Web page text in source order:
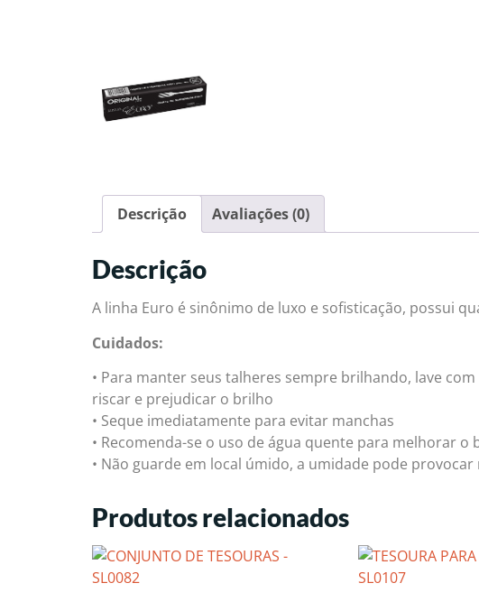
Descrição Avaliações (0)
Descrição
A linha Euro é sinônimo de luxo e sofisticação, possui
Cuidados:
• Para manter seus talheres sempre brilhando, lave
riscar e prejudicar o brilho
• Seque imediatamente para evitar manchas
• Recomenda-se o uso de água quente para melhorar o
• Não guarde em local úmido, a umidade pode provocar
Produtos relacionados